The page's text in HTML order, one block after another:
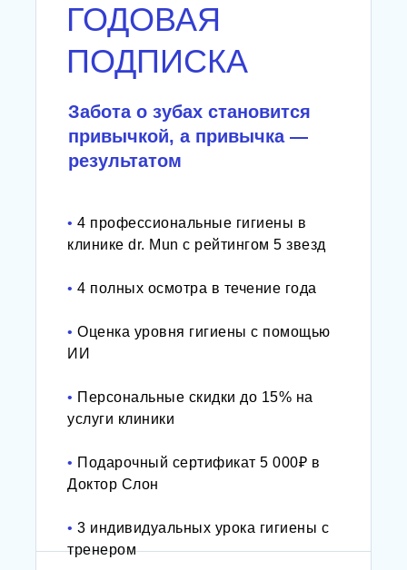
ГОДОВАЯ
ПОДПИСКА
Забота о зубах становится
привычкой, а привычка —
результатом
• 4 профессиональные гигиены в
клинике dr. Mun с рейтингом 5 звезд
• 4 полных осмотра в течение года
• Оценка уровня гигиены с помощью
ИИ
• Персональные скидки до 15% на
услуги клиники
• Подарочный сертификат 5 000₽ в
Доктор Слон
• 3 индивидуальных урока гигиены с
тренером